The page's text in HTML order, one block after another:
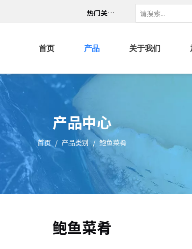
热门关键词：
首页 产品 关于我们
产品中心
首页 / 产品类别 / 鲍鱼菜肴
鲍鱼菜肴